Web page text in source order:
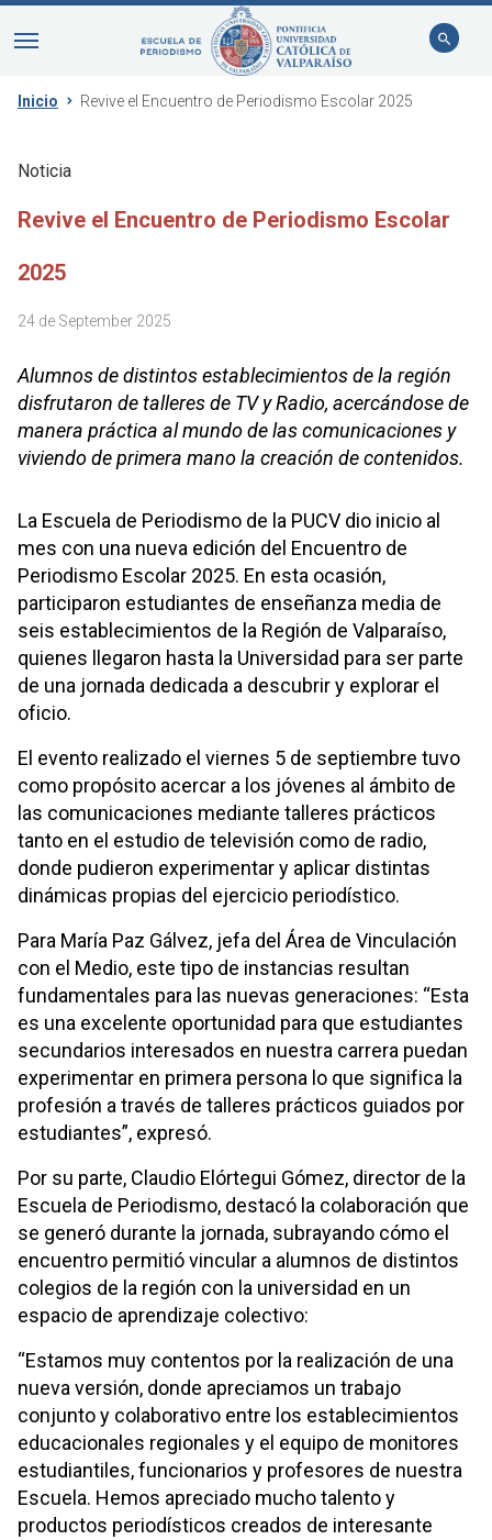
Inicio Revive el Encuentro de Periodismo Escolar 2025
Noticia
Revive el Encuentro de Periodismo Escolar
2025
24 de September 2025
Alumnos de distintos establecimientos de la región
disfrutaron de talleres de TV y Radio, acercándose de
manera práctica al mundo de las comunicaciones y
viviendo de primera mano la creación de contenidos.
La Escuela de Periodismo de la PUCV dio inicio al
mes con una nueva edición del Encuentro de
Periodismo Escolar 2025. En esta ocasión,
participaron estudiantes de enseñanza media de
seis establecimientos de la Región de Valparaíso,
quienes llegaron hasta la Universidad para ser parte
de una jornada dedicada a descubrir y explorar el
oficio.
El evento realizado el viernes 5 de septiembre tuvo
como propósito acercar a los jóvenes al ámbito de
las comunicaciones mediante talleres prácticos
tanto en el estudio de televisión como de radio,
donde pudieron experimentar y aplicar distintas
dinámicas propias del ejercicio periodístico.
Para María Paz Gálvez, jefa del Área de Vinculación
con el Medio, este tipo de instancias resultan
fundamentales para las nuevas generaciones: “Esta
es una excelente oportunidad para que estudiantes
secundarios interesados en nuestra carrera puedan
experimentar en primera persona lo que significa la
profesión a través de talleres prácticos guiados por
estudiantes”, expresó.
Por su parte, Claudio Elórtegui Gómez, director de la
Escuela de Periodismo, destacó la colaboración que
se generó durante la jornada, subrayando cómo el
encuentro permitió vincular a alumnos de distintos
colegios de la región con la universidad en un
espacio de aprendizaje colectivo:
“Estamos muy contentos por la realización de una
nueva versión, donde apreciamos un trabajo
conjunto y colaborativo entre los establecimientos
educacionales regionales y el equipo de monitores
estudiantiles, funcionarios y profesores de nuestra
Escuela. Hemos apreciado mucho talento y
productos periodísticos creados de interesante